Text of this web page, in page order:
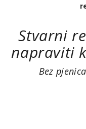
Stvarni
napraviti
Bez